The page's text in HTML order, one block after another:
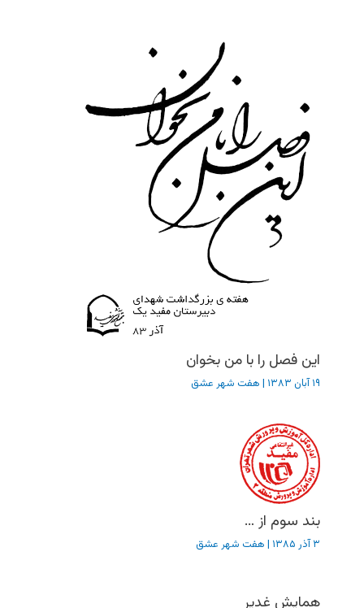
این فصل را با من بخوان
۱۹ آبان ۱۳۸۳ | هفت شهر عشق
بند سوم از …
۳ آذر ۱۳۸۵ | هفت شهر عشق
همایش غدیر